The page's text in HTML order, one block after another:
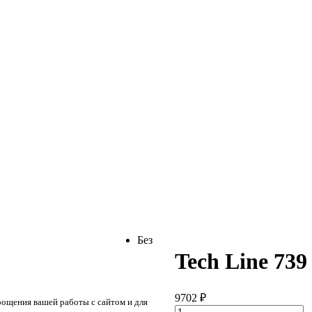
Tech Line
9702 ₽
Без
вашей работы с сайтом и для